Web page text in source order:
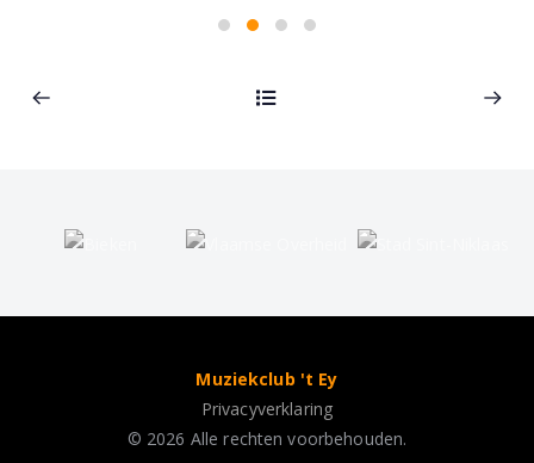
Muziekclub 't Ey
Privacyverklaring
© 2026 Alle rechten voorbehouden.